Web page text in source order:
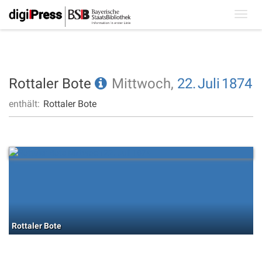
Rottaler Bote Mittwoch, 22.Juli 1874
enthält: Rottaler Bote
Rottaler Bote